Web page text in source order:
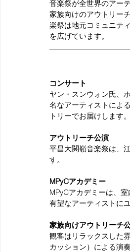
音楽祭が全世界のアー
家族向けのアウトリー
楽祭は地元コミュニテ
を広げています。
コンサート
ヤン・スンウォン氏、
名なアーティストによ
トリーでお届けします。
アウトリーチ公演
平昌大関嶺音楽祭は、
す。
MPyCアカデミー
MPyCアカデミーは、
有望なアーティストに
家族向けアウトリーチ
観客はリラックスした
カッション）による演